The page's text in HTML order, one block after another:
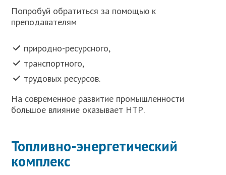
Попробуй обратиться за помощью к
преподавателям
природно-ресурсного,
транспортного,
трудовых ресурсов.
На современное развитие промышленности
большое влияние оказывает НТР.
Топливно-энергетический
комплекс